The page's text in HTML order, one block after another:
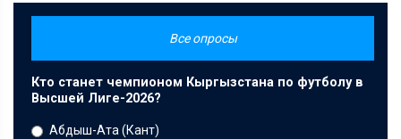
Все опросы
Кто станет чемпионом Кыргызстана по футболу в
Высшей Лиге-2026?
Абдыш-Ата (Кант)